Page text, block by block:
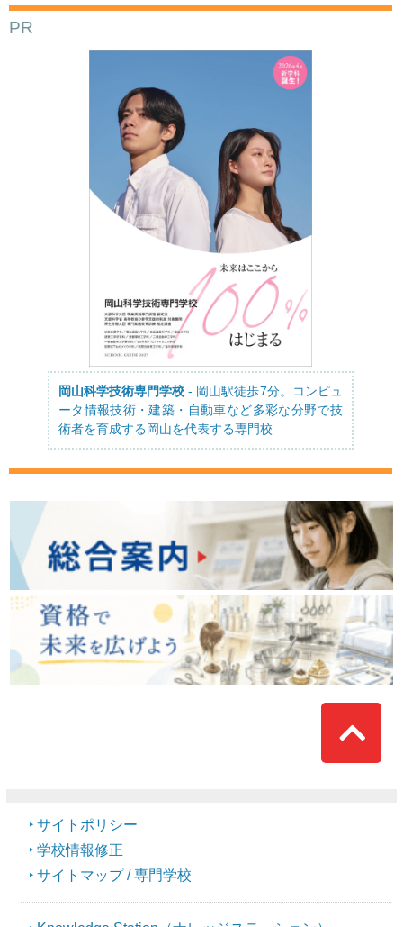
PR
岡山科学技術専門学校 - 岡山駅徒歩7分。コンピュ
ータ情報技術・建築・自動車など多彩な分野で技
術者を育成する岡山を代表する専門校
Top
サイトポリシー
学校情報修正
サイトマップ / 専門学校